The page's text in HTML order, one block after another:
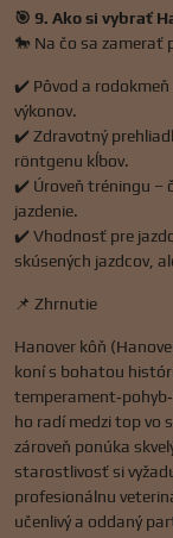
🎯 9. Ako si vybrať
🐎 Na čo sa zamerať
✔️ Pôvod a rodokmeň
výkonov.
✔️ Zdravotný
röntgenu kĺbov.
✔️ Úroveň tréningu –
jazdenie.
✔️ Vhodnosť pre
skúsených jazdcov,
📌 Zhrnutie
Hanover kôň
koní s bohatou
ho radí medzi top vo
zároveň ponúka
starostlivosť si
profesionálnu
učenlivý a oddaný